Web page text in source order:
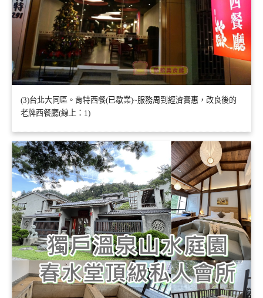
(3)台北大同區。肯特西餐(已歇業)~服務周到經濟實惠，改良後的
老牌西餐廳(線上：1)